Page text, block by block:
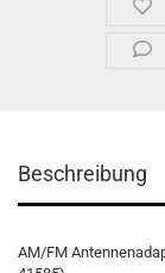
Beschreibung
AM/FM